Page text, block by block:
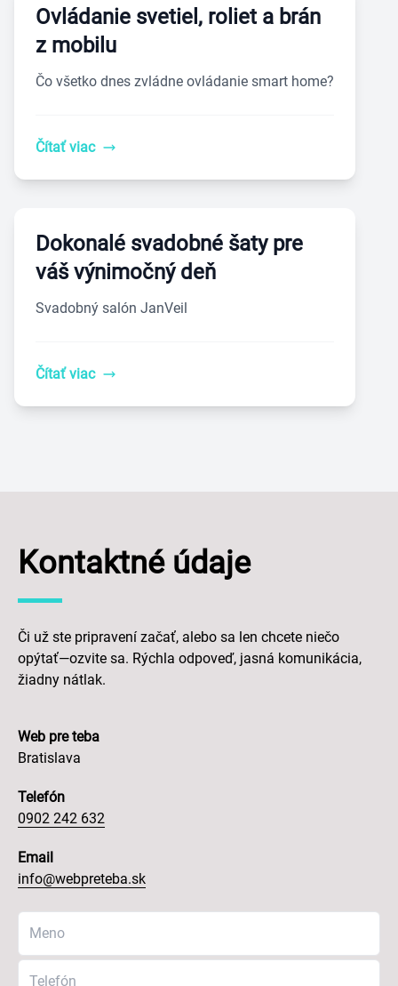
Ovládanie svetiel, roliet a brán
z mobilu
Čo všetko dnes zvládne ovládanie smart home?
Čítať viac
Dokonalé svadobné šaty pre
váš výnimočný deň
Svadobný salón JanVeil
Čítať viac
Kontaktné údaje
Či už ste pripravení začať, alebo sa len chcete niečo
opýtať—ozvite sa. Rýchla odpoveď, jasná komunikácia,
žiadny nátlak.
Web pre teba
Bratislava
Telefón
0902 242 632
Email
info@webpreteba.sk